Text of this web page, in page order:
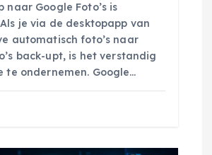
naar Google Foto’s is
je via de desktopapp van
automatisch foto’s naar
back-upt, is het verstandig
te ondernemen. Google…